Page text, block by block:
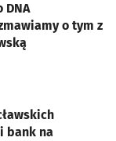
DNA
o tym z
bank na